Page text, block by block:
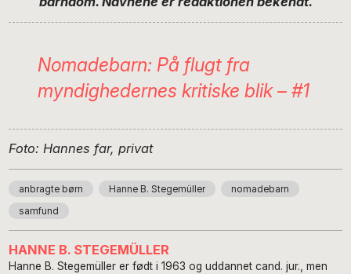
Nomadebarn: På flugt fra
myndighedernes kritiske blik – #1
Foto: Hannes far, privat
anbragte børn Hanne B. Stegemüller nomadebarn
samfund
HANNE B. STEGEMÜLLER
Hanne B. Stegemüller er født i 1963 og uddannet cand. jur., men